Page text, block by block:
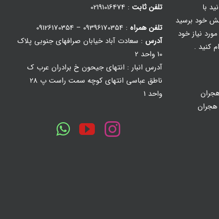
با
خود برسید
نیاز خود
کنید .
تلفن ثابت : 02191016474
تلفن همراه : 09396170354 – 09126170354
آدرس : سعادت آباد خیابان صرافهای جنوبی پلاک
10 واحد 2
آدرس انبار : انتهای جیحون خ برادران عرب ک
ناطق عباسی انتهای کوچه سمت راست پ 28
واحد 1